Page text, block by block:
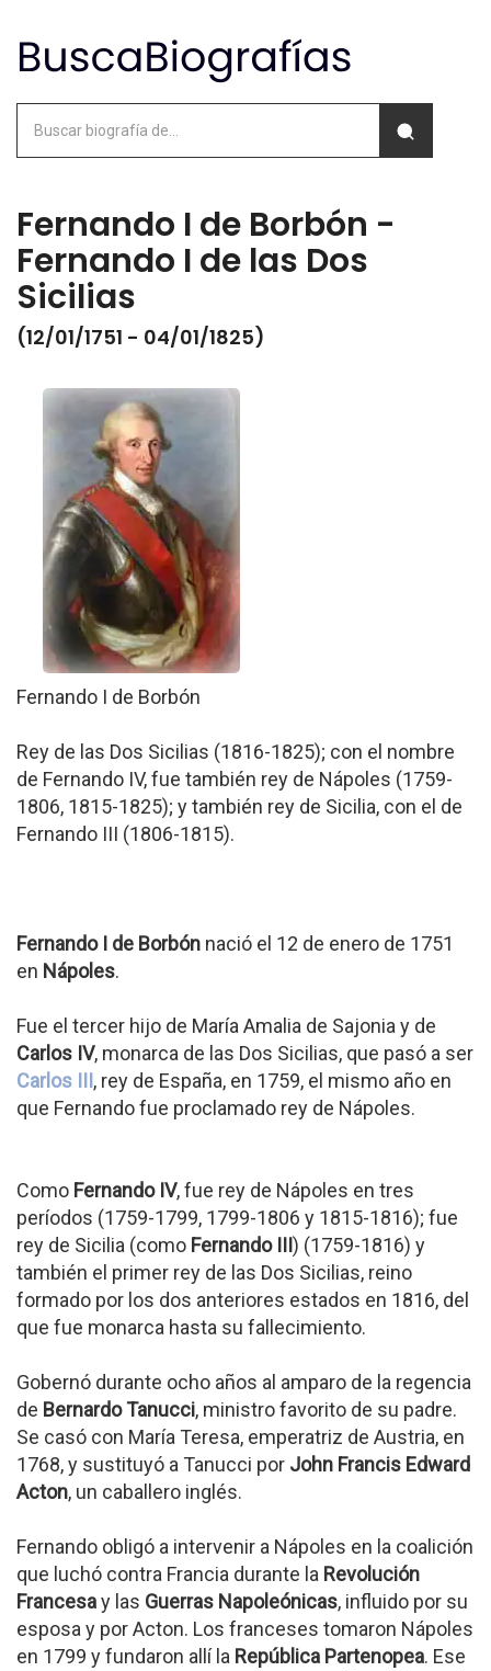
Fernando I de Borbón -
Fernando I de las Dos
Sicilias
(12/01/1751 - 04/01/1825)
Fernando I de Borbón
Rey de las Dos Sicilias (1816-1825); con el nombre
de Fernando IV, fue también rey de Nápoles (1759-
1806, 1815-1825); y también rey de Sicilia, con el de
Fernando III (1806-1815).
Fernando I de Borbón nació el 12 de enero de 1751
en Nápoles.
Fue el tercer hijo de María Amalia de Sajonia y de
Carlos IV, monarca de las Dos Sicilias, que pasó a ser
Carlos III, rey de España, en 1759, el mismo año en
que Fernando fue proclamado rey de Nápoles.
Como Fernando IV, fue rey de Nápoles en tres
períodos (1759-1799, 1799-1806 y 1815-1816); fue
rey de Sicilia (como Fernando III) (1759-1816) y
también el primer rey de las Dos Sicilias, reino
formado por los dos anteriores estados en 1816, del
que fue monarca hasta su fallecimiento.
Gobernó durante ocho años al amparo de la regencia
de Bernardo Tanucci, ministro favorito de su padre.
Se casó con María Teresa, emperatriz de Austria, en
1768, y sustituyó a Tanucci por John Francis Edward
Acton, un caballero inglés.
Fernando obligó a intervenir a Nápoles en la coalición
que luchó contra Francia durante la Revolución
Francesay las Guerras Napoleónicas, influido por su
esposa y por Acton. Los franceses tomaron Nápoles
en 1799 y fundaron allí la República Partenopea. Ese